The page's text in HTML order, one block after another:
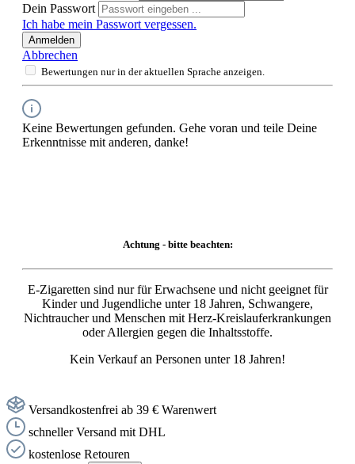
Dein Passwort
Ich habe mein Passwort vergessen.
Anmelden
Abbrechen
Bewertungen nur in der aktuellen Sprache anzeigen.
Keine Bewertungen gefunden. Gehe voran und teile Deine
Erkenntnisse mit anderen, danke!
Achtung - bitte beachten:
E-Zigaretten sind nur für Erwachsene und nicht geeignet für
Kinder und Jugendliche unter 18 Jahren, Schwangere,
Nichtraucher und Menschen mit Herz-Kreislauferkrankungen
oder Allergien gegen die Inhaltsstoffe.
Kein Verkauf an Personen unter 18 Jahren!
Versandkostenfrei ab 39 € Warenwert
schneller Versand mit DHL
kostenlose Retouren